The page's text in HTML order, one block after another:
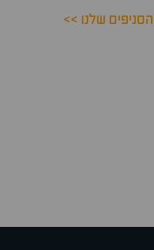
הסניפים שלנו >>